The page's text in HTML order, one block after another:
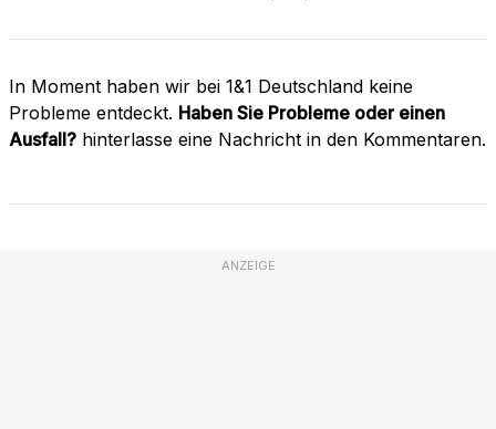
In Moment haben wir bei 1&1 Deutschland keine
Probleme entdeckt. Haben Sie Probleme oder einen
Ausfall? hinterlasse eine Nachricht in den Kommentaren.
ANZEIGE